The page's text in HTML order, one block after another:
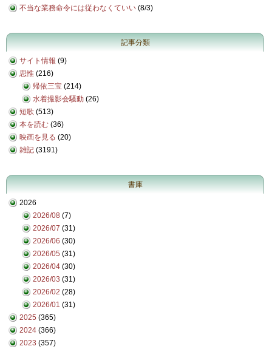
不当な業務命令には従わなくていい (8/3)
記事分類
サイト情報 (9)
思惟 (216)
帰依三宝 (214)
水着撮影会騒動 (26)
短歌 (513)
本を読む (36)
映画を見る (20)
雑記 (3191)
書庫
2026
2026/08 (7)
2026/07 (31)
2026/06 (30)
2026/05 (31)
2026/04 (30)
2026/03 (31)
2026/02 (28)
2026/01 (31)
2025 (365)
2024 (366)
2023 (357)